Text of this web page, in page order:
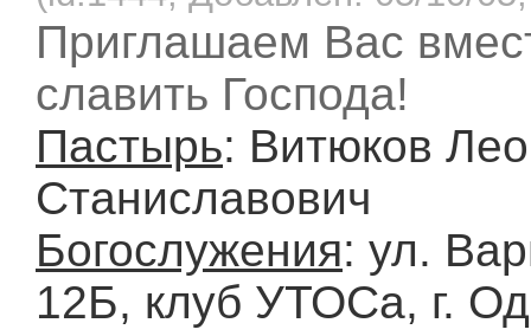
Приглашаем Вас
славить Господа!
Пастырь: Витюков
Станиславович
Богослужения: ул.
12Б, клуб УТОСа, г.